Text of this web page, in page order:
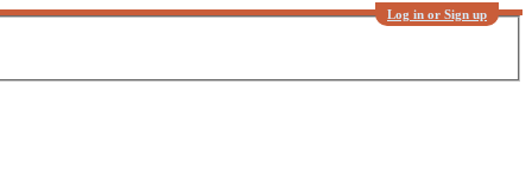
Log in or Sign up